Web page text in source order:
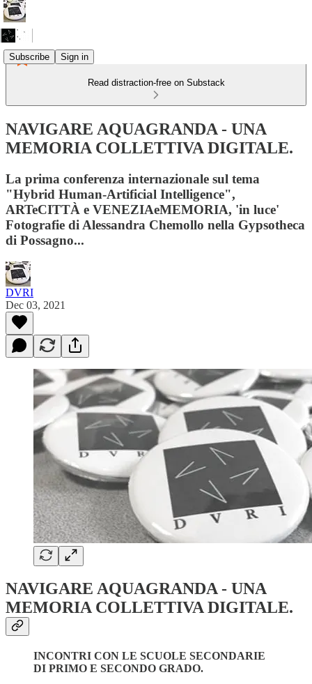
Subscribe Sign in
Read distraction-free on Substack
NAVIGARE AQUAGRANDA - UNA
MEMORIA COLLETTIVA DIGITALE.
La prima conferenza internazionale sul tema
"Hybrid Human-Artificial Intelligence",
ARTeCITTÀ e VENEZIAeMEMORIA, 'in luce'
Fotografie di Alessandra Chemollo nella Gypsotheca
di Possagno...
DVRI
Dec 03, 2021
NAVIGARE AQUAGRANDA - UNA
MEMORIA COLLETTIVA DIGITALE.
INCONTRI CON LE SCUOLE SECONDARIE
DI PRIMO E SECONDO GRADO.